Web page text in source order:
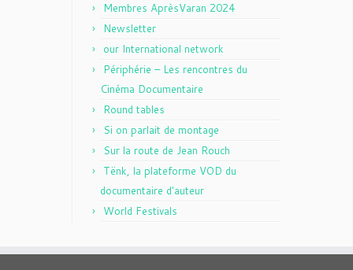
Membres AprèsVaran 2024
Newsletter
our International network
Périphérie – Les rencontres du
Cinéma Documentaire
Round tables
Si on parlait de montage
Sur la route de Jean Rouch
Tënk, la plateforme VOD du
documentaire d'auteur
World Festivals